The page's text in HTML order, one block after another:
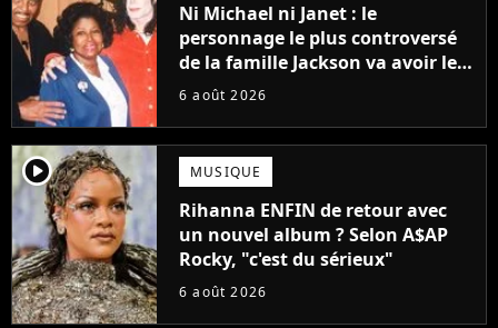
Ni Michael ni Janet : le
personnage le plus controversé
de la famille Jackson va avoir le
droit à sa propre série
6 août 2026
player2 MUSIQUE
Rihanna ENFIN de retour avec
un nouvel album ? Selon A$AP
Rocky, "c'est du sérieux"
6 août 2026